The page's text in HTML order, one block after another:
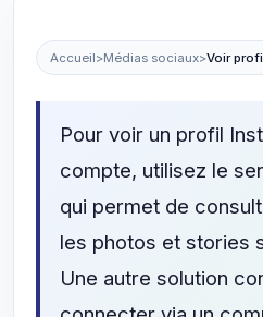
Accueil>Médias sociaux>Voir
Pour voir un profil
compte, utilisez le
qui permet de
les photos et stories
Une autre solution